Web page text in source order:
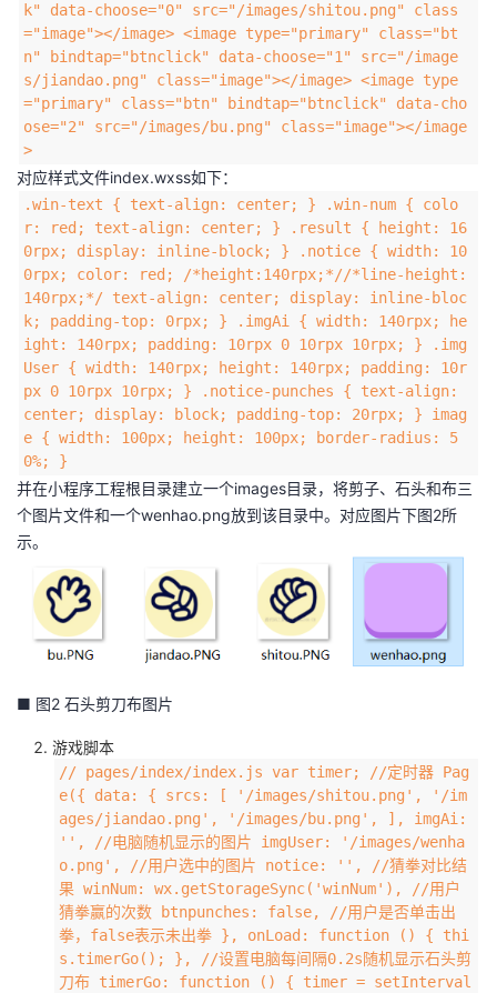
k" data-choose="0" src="/images/shitou.png" class
="image"></image> <image type="primary" class="bt
n" bindtap="btnclick" data-choose="1" src="/image
s/jiandao.png" class="image"></image> <image type
="primary" class="btn" bindtap="btnclick" data-cho
ose="2" src="/images/bu.png" class="image"></image
>
对应样式文件index.wxss如下：
.win-text { text-align: center; } .win-num { colo
r: red; text-align: center; } .result { height: 16
0rpx; display: inline-block; } .notice { width: 10
0rpx; color: red; /*height:140rpx;*//*line-height:
140rpx;*/ text-align: center; display: inline-bloc
k; padding-top: 0rpx; } .imgAi { width: 140rpx; he
ight: 140rpx; padding: 10rpx 0 10rpx 10rpx; } .img
User { width: 140rpx; height: 140rpx; padding: 10r
px 0 10rpx 10rpx; } .notice-punches { text-align:
center; display: block; padding-top: 20rpx; } imag
e { width: 100px; height: 100px; border-radius: 5
0%; }
并在小程序工程根目录建立一个images目录，将剪子、石头和布三
个图片文件和一个wenhao.png放到该目录中。对应图片下图2所
示。
■ 图2 石头剪刀布图片
游戏脚本
// pages/index/index.js var timer; //定时器 Pag
e({ data: { srcs: [ '/images/shitou.png', '/im
ages/jiandao.png', '/images/bu.png', ], imgAi:
'', //电脑随机显示的图片 imgUser: '/images/wenha
o.png', //用户选中的图片 notice: '', //猜拳对比结
果 winNum: wx.getStorageSync('winNum'), //用户
猜拳赢的次数 btnpunches: false, //用户是否单击出
拳，false表示未出拳 }, onLoad: function () { thi
s.timerGo(); }, //设置电脑每间隔0.2s随机显示石头剪
刀布 timerGo: function () { timer = setInterval